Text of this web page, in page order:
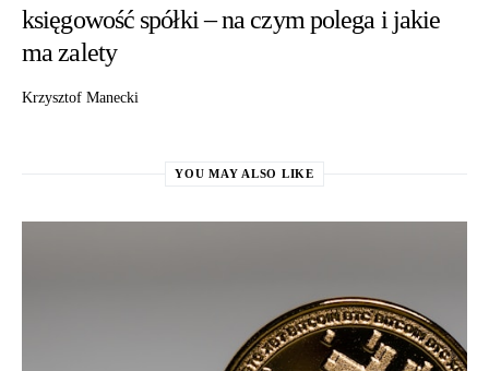
księgowość spółki – na czym polega i jakie
ma zalety
Krzysztof Manecki
YOU MAY ALSO LIKE